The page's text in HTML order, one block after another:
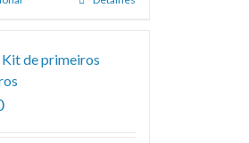
Kit de primeiros